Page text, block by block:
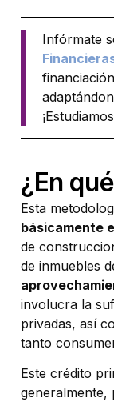
Infórmate
¿En
Esta
básicamente
de
de inmuebles
involucra la
privadas, así
tanto
Este crédito
generalmente,